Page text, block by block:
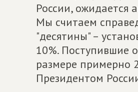
России, ожидается
Мы считаем
"десятины" –
10%. Поступившие
размере примерно
Президентом